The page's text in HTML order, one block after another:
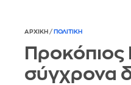
ΑΡΧΙΚΗ / ΠΟΛΙΤΙΚΗ
Προκόπιος
σύγχρονα